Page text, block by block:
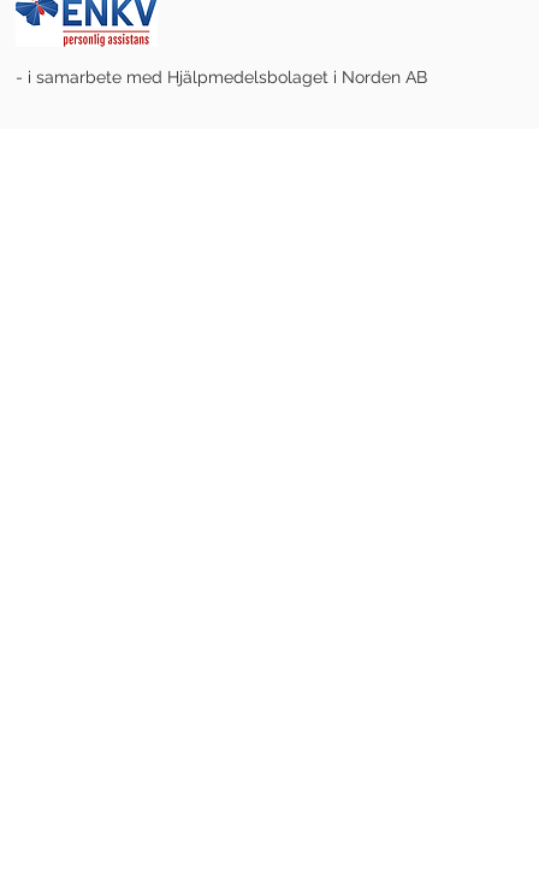
- i samarbete med Hjälpmedelsbolaget i Norden AB